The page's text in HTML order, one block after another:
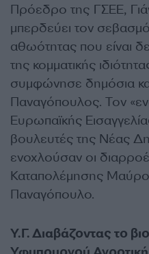
Πρόεδρο της ΓΣΕΕ,
μπερδεύει τον
αθωότητας που είναι
της κομματικής
συμφώνησε δημόσια
Παναγόπουλος. Τον
Ευρωπαϊκής
βουλευτές της Νέας
ενοχλούσαν οι
Καταπολέμησης
Παναγόπουλο.
Υ.Γ. Διαβάζοντας το